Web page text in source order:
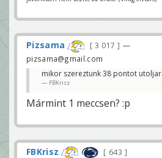
Pizsama 3 017
—
pizsama@gmail.com
mikor szereztunk 38 pontot
FBKrisz
Mármint 1 meccsen? :p
FBKrisz 643